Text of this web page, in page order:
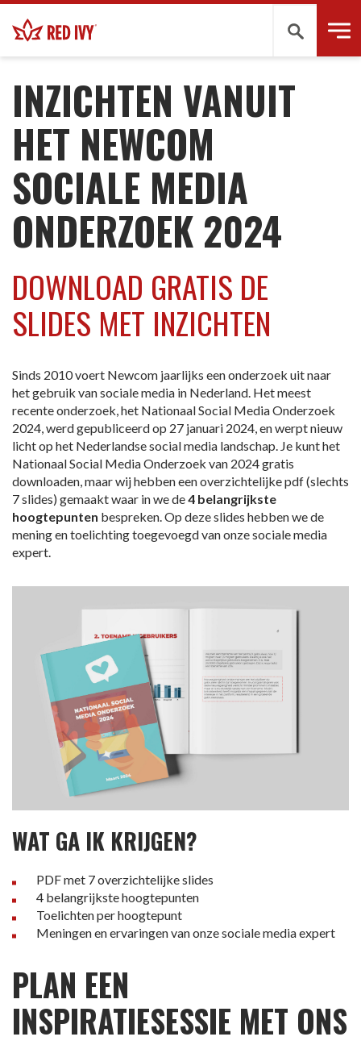
Zoeken
KENNISCENTRUM NEWCOM ONDERZOEK 2024
INZICHTEN VANUIT
HET NEWCOM
SOCIALE MEDIA
ONDERZOEK 2024
DOWNLOAD GRATIS DE
SLIDES MET INZICHTEN
Sinds 2010 voert Newcom jaarlijks een onderzoek uit naar
het gebruik van sociale media in Nederland. Het meest
recente onderzoek, het Nationaal Social Media Onderzoek
2024, werd gepubliceerd op 27 januari 2024, en werpt nieuw
licht op het Nederlandse social media landschap. Je kunt het
Nationaal Social Media Onderzoek van 2024 gratis
downloaden, maar wij hebben een overzichtelijke pdf (slechts
7 slides) gemaakt waar in we de4 belangrijkste
hoogtepunten bespreken. Op deze slides hebben we de
mening en toelichting toegevoegd van onze sociale media
expert.
WAT GA IK KRIJGEN?
PDF met 7 overzichtelijke slides
4 belangrijkste hoogtepunten
Toelichten per hoogtepunt
Meningen en ervaringen van onze sociale media expert
PLAN EEN
INSPIRATIESESSIE MET ONS